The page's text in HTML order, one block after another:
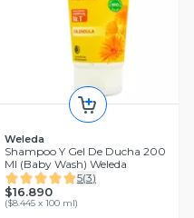
Weleda
Shampoo Y Gel De Ducha 200
Ml (Baby Wash) Weleda
5(3)
$16.890
($8.445 x 100 ml)